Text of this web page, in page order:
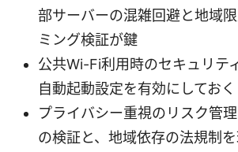
部サーバーの混雑回避と地域
ミング検証が鍵
公共Wi-Fi利用時のセキュリテ
自動起動設定を有効にしてお
プライバシー重視のリスク管
の検証と、地域依存の法規制